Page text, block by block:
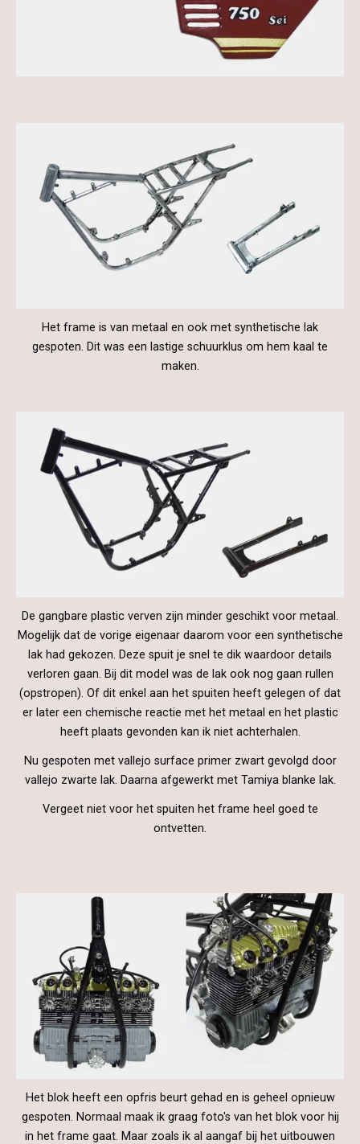
Het frame is van metaal en ook met synthetische lak
gespoten. Dit was een lastige schuurklus om hem kaal te
maken.
De gangbare plastic verven zijn minder geschikt voor metaal.
Mogelijk dat de vorige eigenaar daarom voor een synthetische
lak had gekozen. Deze spuit je snel te dik waardoor details
verloren gaan. Bij dit model was de lak ook nog gaan rullen
(opstropen). Of dit enkel aan het spuiten heeft gelegen of dat
er later een chemische reactie met het metaal en het plastic
heeft plaats gevonden kan ik niet achterhalen.
Nu gespoten met vallejo surface primer zwart gevolgd door
vallejo zwarte lak. Daarna afgewerkt met Tamiya blanke lak.
Vergeet niet voor het spuiten het frame heel goed te
ontvetten.
Het blok heeft een opfris beurt gehad en is geheel opnieuw
gespoten. Normaal maak ik graag foto's van het blok voor hij
in het frame gaat. Maar zoals ik al aangaf bij het uitbouwen